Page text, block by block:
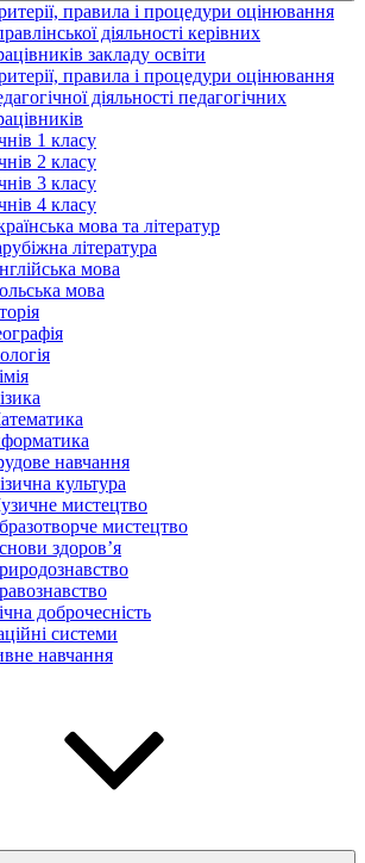
правила і процедури оцінювання
діяльності керівних
закладу освіти
правила і процедури оцінювання
діяльності педагогічних
1 класу
2 класу
3 класу
4 класу
мова та літератур
література
мова
мова
навчання
культура
мистецтво
мистецтво
здоров’я
доброчесність
системи
навчання